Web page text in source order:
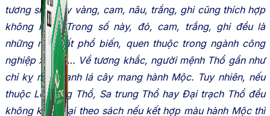
tương sinh hay vàng, cam, nâu, trắng, ghi cũng thích hợp
không kém. Trong số này, đỏ, cam, trắng, ghi đều là
những màu rất phổ biến, quen thuộc trong ngành công
nghiệp xe hơi… Về tương khắc, người mệnh Thổ gần như
chỉ kỵ màu xanh lá cây mang hành Mộc. Tuy nhiên, nếu
thuộc Lộ bàng Thổ, Sa trung Thổ hay Đại trạch Thổ đều
không kị trái lại theo sách nếu kết hợp màu hành Mộc thì